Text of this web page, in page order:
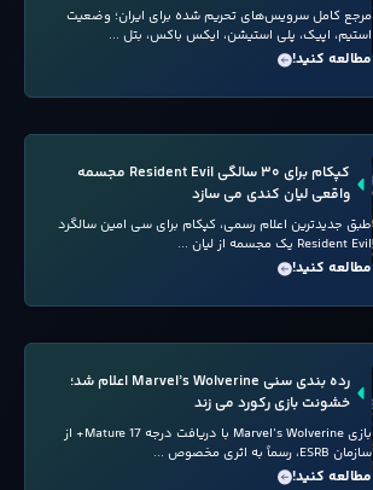
مرجع کامل سرویس‌های تحریم شده برای ایران؛ وضعیت
استیم، اپیک، پلی استیشن، ایکس باکس، بتل ...
مطالعه کنید!
کپکام برای ۳۰ سالگی Resident Evil مجسمه
واقعی لیان کندی می سازد
طبق جدیدترین اعلام رسمی، کپکام برای سی امین سالگرد
Resident Evil یک مجسمه از لیان ...
مطالعه کنید!
رده بندی سنی Marvel’s Wolverine اعلام شد؛
خشونت بازی رکورد می زند
بازی Marvel’s Wolverine با دریافت درجه Mature 17+ از
سازمان ESRB، رسماً به اثری مخصوص ...
مطالعه کنید!